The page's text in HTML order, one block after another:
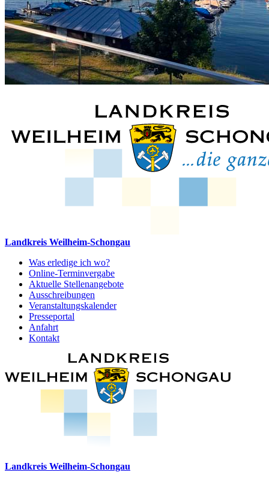
Landkreis Weilheim-Schongau
Was erledige ich wo?
Online-Terminvergabe
Aktuelle Stellenangebote
Ausschreibungen
Veranstaltungskalender
Presseportal
Anfahrt
Kontakt
Landkreis Weilheim-Schongau